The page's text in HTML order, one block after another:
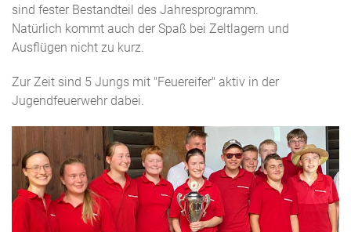
sind fester Bestandteil des Jahresprogramm.
Natürlich kommt auch der Spaß bei Zeltlagern und
Ausflügen nicht zu kurz.
Zur Zeit sind 5 Jungs mit "Feuereifer" aktiv in der
Jugendfeuerwehr dabei.